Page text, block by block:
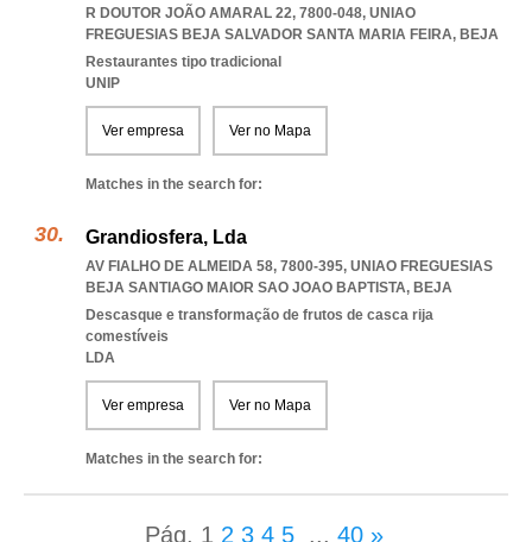
R DOUTOR JOÃO AMARAL 22, 7800-048, UNIAO
FREGUESIAS BEJA SALVADOR SANTA MARIA FEIRA, BEJA
Restaurantes tipo tradicional
UNIP
Ver empresa Ver no Mapa
Matches in the search for:
Grandiosfera, Lda
AV FIALHO DE ALMEIDA 58, 7800-395, UNIAO FREGUESIAS
BEJA SANTIAGO MAIOR SAO JOAO BAPTISTA, BEJA
Descasque e transformação de frutos de casca rija
comestíveis
LDA
Ver empresa Ver no Mapa
Matches in the search for:
Pág. 1 2 3 4 5 ... 40 »